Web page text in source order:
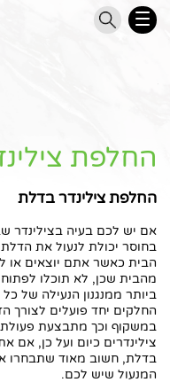
1. החלפת צילינדר
2. השאירו את הפרטים ואנו ניצור אתכם קשר
3. חפשו דלת מתאימה
4. החלפת צילינדר בדלת
5. מחיר החלפת צילינדר
החלפת
החלפת צילינדר בדלת
אם יש לכם בעיה בצילינדר
בחוסר יכולת לנעול את
הבית כאשר אתם יוצאים או
מהבית שכן, לא תוכלו
ביותר ממנגנון הנעילה של
החלקים יחד פועלים לצורך
במשקוף וכך מתבצעת פעולת
צילינדרים כיום ועל כן, אם
בדלת, חשוב מאוד שתבחרו את
המנעול שיש לכם.